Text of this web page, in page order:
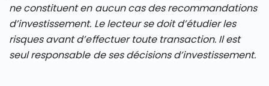
ne constituent en aucun cas des recommandations
d’investissement. Le lecteur se doit d’étudier les
risques avant d’effectuer toute transaction. Il est
seul responsable de ses décisions d’investissement.